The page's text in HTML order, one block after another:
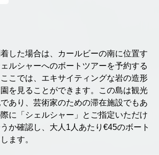
した場合は、カールビーの南に位置す
ルシャーへのボートツアーを予約する
こでは、エキサイティングな岩の造形
を見ることができます。この島は観光
あり、芸術家のための滞在施設でもあ
に「シェルシャー」とご指定いただけ
か確認し、大人1人あたり€45のボート
ます。